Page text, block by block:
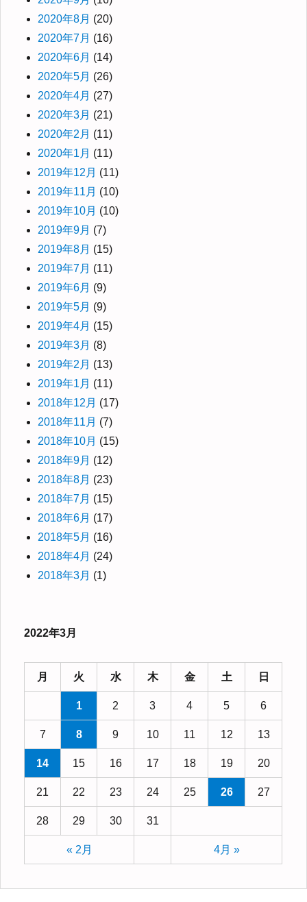
2020年8月 (20)
2020年7月 (16)
2020年6月 (14)
2020年5月 (26)
2020年4月 (27)
2020年3月 (21)
2020年2月 (11)
2020年1月 (11)
2019年12月 (11)
2019年11月 (10)
2019年10月 (10)
2019年9月 (7)
2019年8月 (15)
2019年7月 (11)
2019年6月 (9)
2019年5月 (9)
2019年4月 (15)
2019年3月 (8)
2019年2月 (13)
2019年1月 (11)
2018年12月 (17)
2018年11月 (7)
2018年10月 (15)
2018年9月 (12)
2018年8月 (23)
2018年7月 (15)
2018年6月 (17)
2018年5月 (16)
2018年4月 (24)
2018年3月 (1)
2022年3月
月 火 水 木 金 土 日
« 2月 4月 »
1 2 3 4 5 6
7 8 9 10 11 12 13
14 15 16 17 18 19 20
21 22 23 24 25 26 27
28 29 30 31